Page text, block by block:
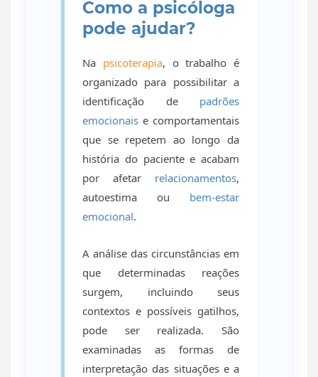
Como a psicóloga
pode ajudar?
Na psicoterapia, o trabalho é
organizado para possibilitar a
identificação de padrões
emocionais e comportamentais
que se repetem ao longo da
história do paciente e acabam
por afetar relacionamentos,
autoestima ou bem-estar
emocional.
A análise das circunstâncias em
que determinadas reações
surgem, incluindo seus
contextos e possíveis gatilhos,
pode ser realizada. São
examinadas as formas de
interpretação das situações e a